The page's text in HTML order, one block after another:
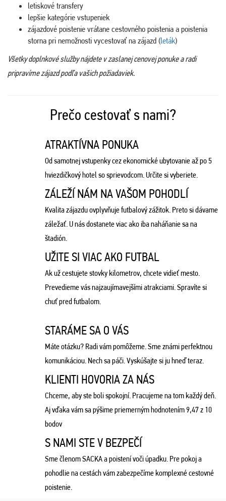
letiskové transfery
lepšie kategórie vstupeniek
zájazdové poistenie vrátane cestovného poistenia a poistenia
storna pri nemožnosti vycestovať na zájazd (leták)
Všetky doplnkové služby nájdete v zaslanej cenovej ponuke a radi
pripravíme zájazd podľa vašich požiadaviek.
Prečo cestovať s nami?
ATRAKTÍVNA PONUKA
Od samotnej vstupenky cez ekonomické ubytovanie až po 5
hviezdičkový hotel so sprievodcom. Určite si vyberiete.
ZÁLEŽÍ NÁM NA VAŠOM POHODLÍ
Kvalita zájazdu ovplyvňuje futbalový zážitok. Preto si dávame
záležať. U nás dostanete viac ako iba naháňanie sa na
štadión.
UŽITE SI VIAC AKO FUTBAL
Ak už cestujete stovky kilometrov, chcete vidieť mesto.
Prevedieme vás najzaujímavejšími atrakciami. Spravíte si
chuť pred futbalom.
STARÁME SA O VÁS
Máte otázku? Radi vám pomôžeme. Sme známi perfektnou
komunikáciou. Nech sa páči. Vyskúšajte si ju hneď teraz.
KLIENTI HOVORIA ZA NÁS
Chceme, aby ste boli spokojní. Pracujeme na tom každý deň.
Aj vďaka vám sa pýšime priemerným hodnotením 9,47 z 10
bodov
S NAMI STE V BEZPEČÍ
Sme členom SACKA a poistení voči úpadku. Pre pokoj a
pohodlie na cestách vám zabezpečíme komplexné cestovné
poistenie.